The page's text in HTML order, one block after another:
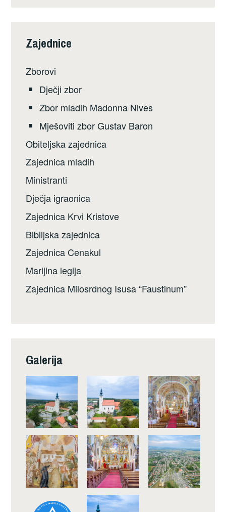
Zajednice
Zborovi
Dječji zbor
Zbor mladih Madonna Nives
Mješoviti zbor Gustav Baron
Obiteljska zajednica
Zajednica mladih
Ministranti
Dječja igraonica
Zajednica Krvi Kristove
Biblijska zajednica
Zajednica Cenakul
Marijina legija
Zajednica Milosrdnog Isusa “Faustinum”
Galerija